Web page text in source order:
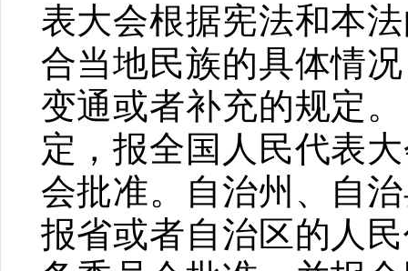
表大会根据宪法和本
合当地民族的具体情
变通或者补充的规定
定，报全国人民代表
会批准。自治州、自
报省或者自治区的人